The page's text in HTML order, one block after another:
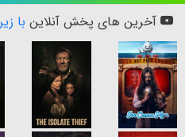
آخرین های پخش آنلاین با